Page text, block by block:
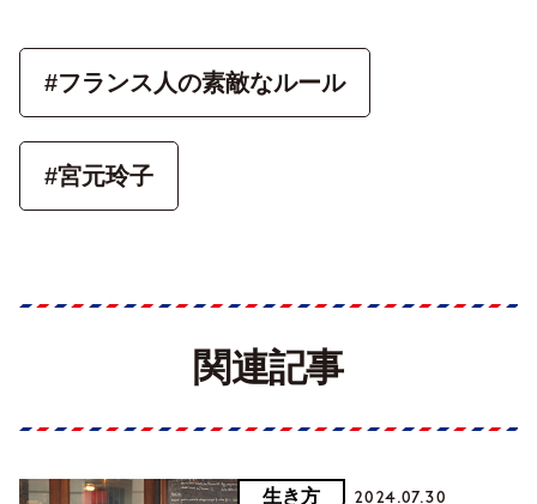
#フランス人の素敵なルール
#宮元玲子
関連記事
生き方 2024.07.30